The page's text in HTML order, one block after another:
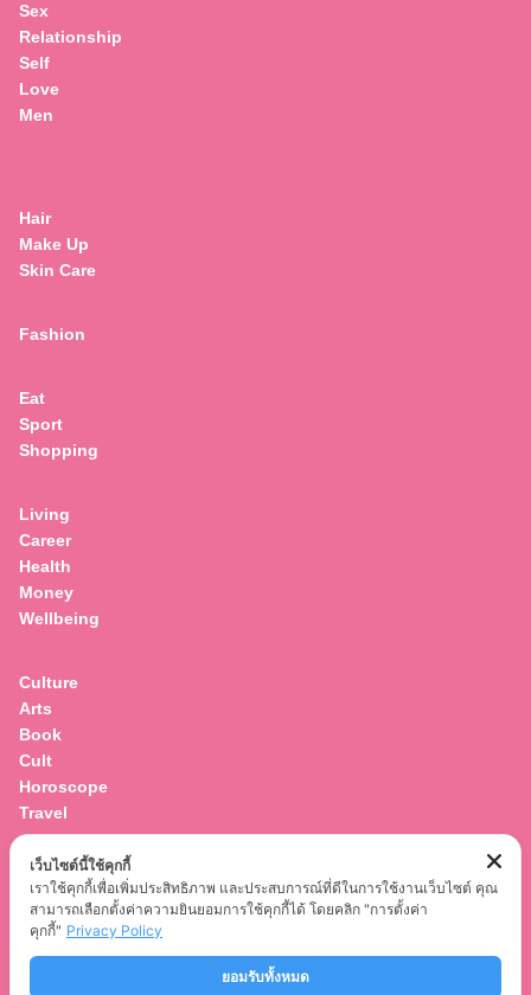
Sex
Relationship
Self
Love
Men
Hair
Make Up
Skin Care
Fashion
Eat
Sport
Shopping
Living
Career
Health
Money
Wellbeing
Culture
Arts
Book
Cult
Horoscope
Travel
Entertainment
Celebrity
Movies
Musics
เว็บไซต์นี้ใช้คุกกี้
เราใช้คุกกี้เพื่อเพิ่มประสิทธิภาพ และประสบการณ์ที่ดีในการใช้งานเว็บไซต์ คุณ
สามารถเลือกตั้งค่าความยินยอมการใช้คุกกี้ได้ โดยคลิก "การตั้งค่า
คุกกี้" Privacy Policy
ยอมรับทั้งหมด